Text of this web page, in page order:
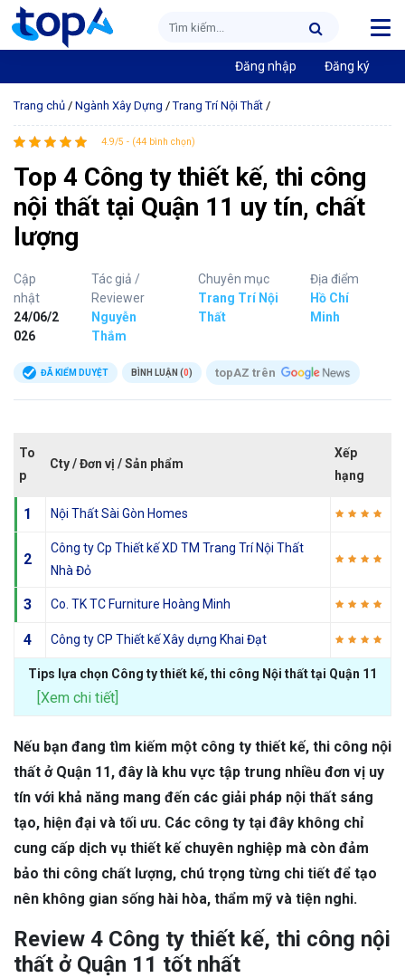
Đăng nhập Đăng ký
Trang chủ / Ngành Xây Dựng /Trang Trí Nội Thất /
4.9/5 - (44 bình chọn)
Top 4 Công ty thiết kế, thi công
nội thất tại Quận 11 uy tín, chất
lượng
Cập
nhật
24/06/2
026
Tác giả /
Reviewer
Nguyễn
Thắm
Chuyên mục
Trang Trí Nội
Thất
Địa điểm
Hồ Chí
Minh
ĐÃ KIỂM DUYỆT BÌNH LUẬN (0) topAZ trên
To
p
Cty / Đơn vị / Sản phẩm
Xếp
hạng
1 Nội Thất Sài Gòn Homes
2
Công ty Cp Thiết kế XD TM Trang Trí Nội Thất
Nhà Đỏ
3 Co. TK TC Furniture Hoàng Minh
4 Công ty CP Thiết kế Xây dựng Khai Đạt
Tips lựa chọn Công ty thiết kế, thi công Nội thất tại Quận 11
[Xem chi tiết]
Nếu bạn đang tìm kiếm một công ty thiết kế, thi công nội
thất ở Quận 11, đây là khu vực tập trung nhiều đơn vị uy
tín với khả năng mang đến các giải pháp nội thất sáng
tạo, hiện đại và tối ưu. Các công ty tại đây không chỉ
cung cấp dịch vụ thiết kế chuyên nghiệp mà còn đảm
bảo thi công chất lượng, chú trọng từng chi tiết để tạo
nên không gian sống hài hòa, thẩm mỹ và tiện nghi.
Review 4 Công ty thiết kế, thi công nội
thất ở Quận 11 tốt nhất